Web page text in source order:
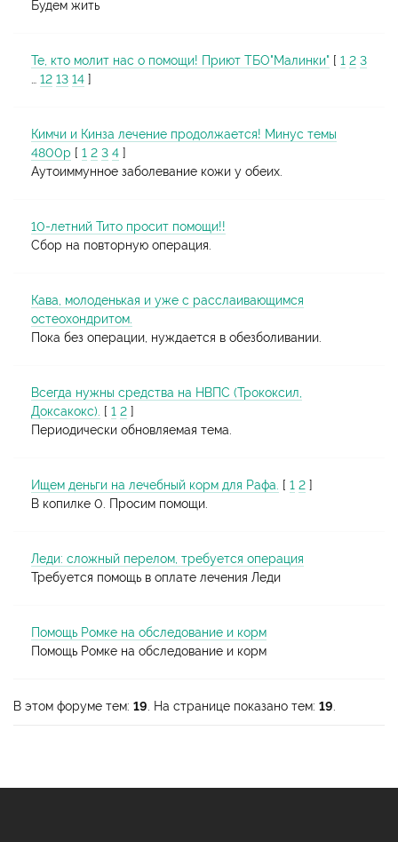
Будем жить
Те, кто молит нас о помощи! Приют ТБО"Малинки" [ 1 2 3
12 13 14 ]
Кимчи и Кинза лечение продолжается! Минус темы
4800р [ 1 2 3 4 ]
Аутоиммунное заболевание кожи у обеих.
10-летний Тито просит помощи!!
Сбор на повторную операция.
Кава, молоденькая и уже с расслаивающимся
остеохондритом.
Пока без операции, нуждается в обезболивании.
Всегда нужны средства на НВПС (Трококсил,
Доксакокс). [ 1 2 ]
Периодически обновляемая тема.
Ищем деньги на лечебный корм для Рафа. [ 1 2 ]
В копилке 0. Просим помощи.
Леди: сложный перелом, требуется операция
Требуется помощь в оплате лечения Леди
Помощь Ромке на обследование и корм
Помощь Ромке на обследование и корм
В этом форуме тем: 19 . На странице показано тем: 19